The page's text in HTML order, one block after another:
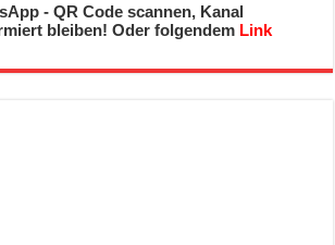
- QR Code scannen, Kanal
bleiben! Oder folgendem Link